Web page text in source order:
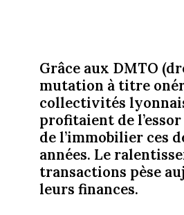
Grâce aux DMTO
mutation à titre
collectivités
profitaient de
de l’immobilier ces
années. Le
transactions pèse
leurs finances.